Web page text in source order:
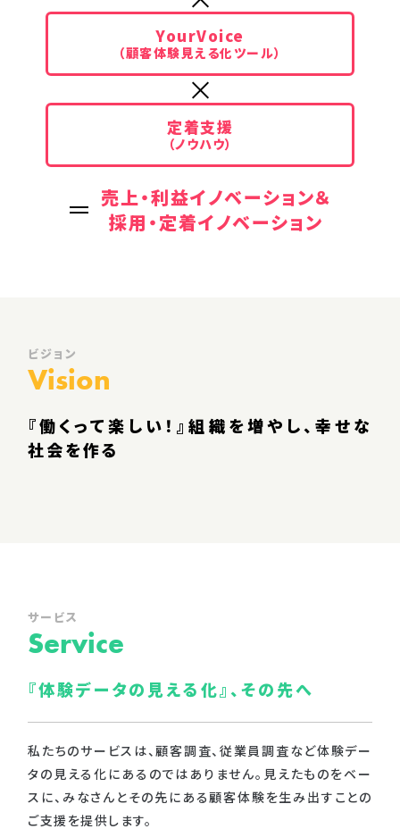
YourVoice
（顧客体験見える化ツール）
定着支援
（ノウハウ）
売上・利益イノベーション＆
採用・定着イノベーション
ビジョン
Vision
『働くって楽しい！』組織を増やし、幸せな
社会を作る
サービス
Service
『体験データの見える化』、その先へ
私たちのサービスは、顧客調査、従業員調査など体験デー
タの見える化にあるのではありません。見えたものをベー
スに、みなさんとその先にある顧客体験を生み出すことの
ご支援を提供します。